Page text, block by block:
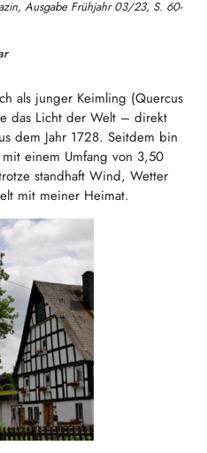
Ausgabe Frühjahr 03/23, S. 60-
als junger Keimling (Quercus
das Licht der Welt – direkt
dem Jahr 1728. Seitdem bin
einem Umfang von 3,50
standhaft Wind, Wetter
mit meiner Heimat.